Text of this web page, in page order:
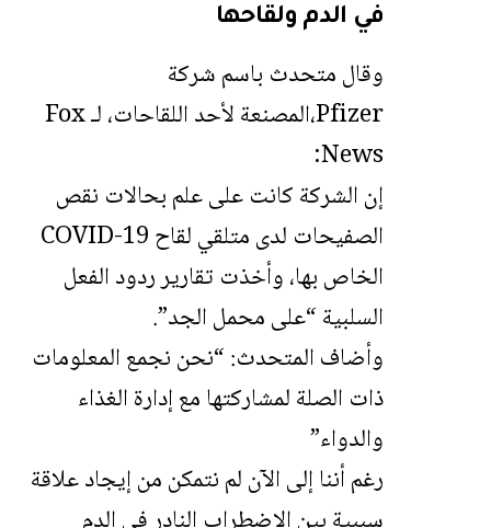
في الدم ولقاحها
وقال متحدث باسم شركة
Pfizer،المصنعة لأحد اللقاحات، لـ Fox
News:
إن الشركة كانت على علم بحالات نقص
الصفيحات لدى متلقي لقاح COVID-19
الخاص بها، وأخذت تقارير ردود الفعل
السلبية “على محمل الجد”.
وأضاف المتحدث: “نحن نجمع المعلومات
ذات الصلة لمشاركتها مع إدارة الغذاء
والدواء”
رغم أننا إلى الآن لم نتمكن من إيجاد علاقة